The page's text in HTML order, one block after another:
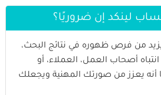
من فرص ظهوره في نتائج البحث،
أصحاب العمل، العملاء، أو
أنه يعزز من صورتك المهنية ويجعلك